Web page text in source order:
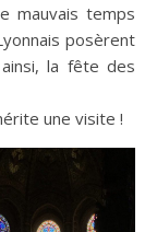
mauvais temps
posèrent
la fête des
une visite !